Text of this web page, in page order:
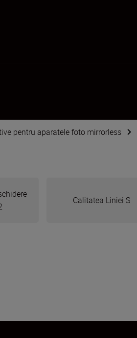
pentru aparatele foto mirrorless
Calitatea Liniei S